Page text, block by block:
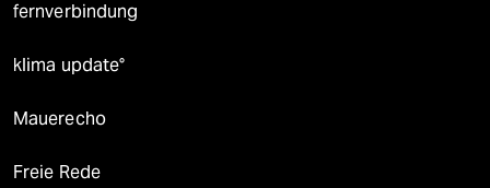
fernverbindung
klima update°
Mauerecho
Freie Rede